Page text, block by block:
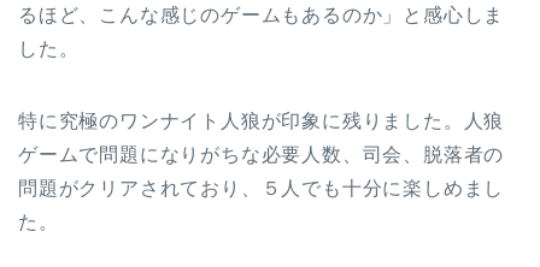
るほど、こんな感じのゲームもあるのか」と感心しま
した。
特に究極のワンナイト人狼が印象に残りました。人狼
ゲームで問題になりがちな必要人数、司会、脱落者の
問題がクリアされており、５人でも十分に楽しめまし
た。